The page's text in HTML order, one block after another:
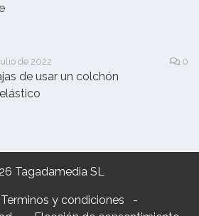
de 2022 0
de usar un colchón
Tagadamedia SL
Terminos y condiciones
-